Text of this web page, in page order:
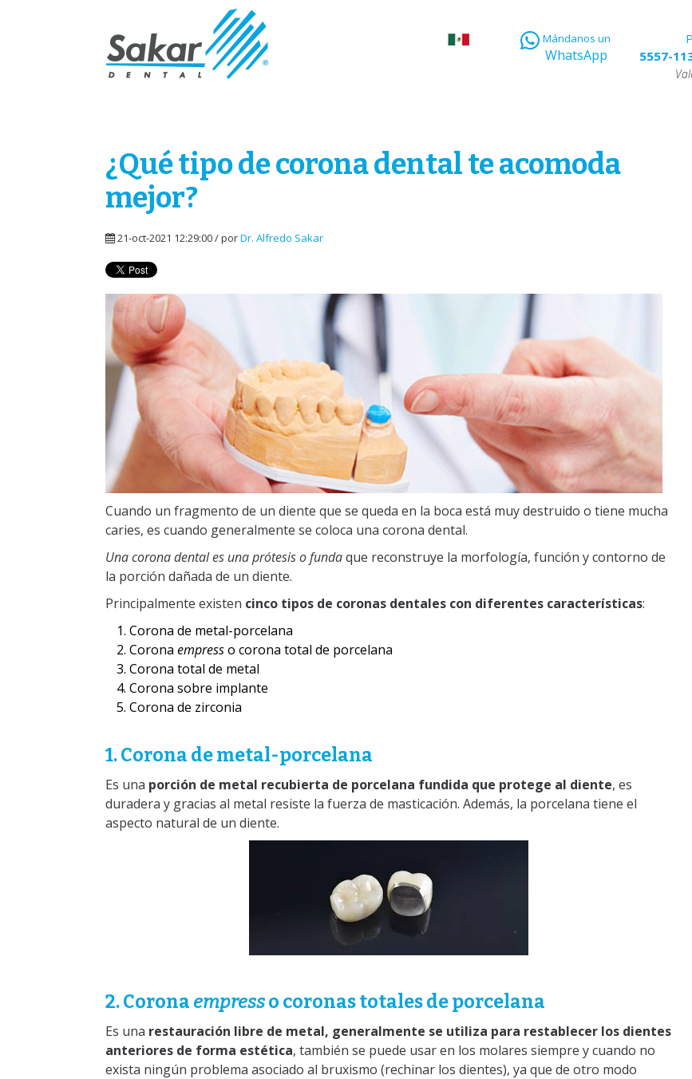
Mándanos un
WhatsApp
5557-
¿Qué tipo de corona dental te acomoda
mejor?
21-oct-2021 12:29:00 / porDr. Alfredo Sakar
Cuando un fragmento de un diente que se queda en la boca está muy destruido o tiene mucha
caries, es cuando generalmente se coloca una corona dental.
Una corona dental es una prótesis o fundaque reconstruye la morfología, función y contorno de
la porción dañada de un diente.
Principalmente existen cinco tipos de coronas dentales con diferentes características:
Corona de metal-porcelana
Corona empresso corona total de porcelana
Corona total de metal
Corona sobre implante
Corona de zirconia
1. Corona de metal-porcelana
Es una porción de metal recubierta de porcelana fundida que protege al diente, es
duradera y gracias al metal resiste la fuerza de masticación. Además, la porcelana tiene el
aspecto natural de un diente.
2. Corona empresso coronas totales de porcelana
Es una restauración libre de metal, generalmente se utiliza para restablecer los dientes
anteriores de forma estética, también se puede usar en los molares siempre y cuando no
exista ningún problema asociado al bruxismo (rechinar los dientes), ya que de otro modo